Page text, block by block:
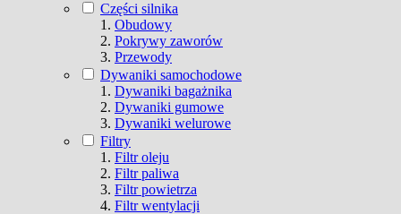
Części silnika
Obudowy
Pokrywy zaworów
Przewody
Dywaniki samochodowe
Dywaniki bagażnika
Dywaniki gumowe
Dywaniki welurowe
Filtry
Filtr oleju
Filtr paliwa
Filtr powietrza
Filtr wentylacji